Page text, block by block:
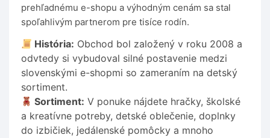
prehľadnému e-shopu a výhodným cenám sa stal
spoľahlivým partnerom pre tisíce rodín.
História: Obchod bol založený v roku 2008 a
odvtedy si vybudoval silné postavenie medzi
slovenskými e-shopmi so zameraním na detský
sortiment.
Sortiment: V ponuke nájdete hračky, školské
a kreatívne potreby, detské oblečenie, doplnky
do izbičiek, jedálenské pomôcky a mnoho